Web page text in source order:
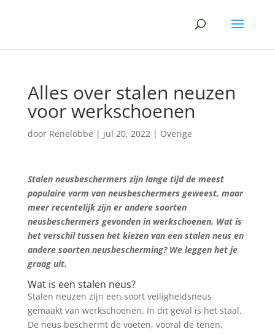
Alles over stalen neuzen
voor werkschoenen
door Renelobbe | jul 20, 2022| Overige
Stalen neusbeschermers zijn lange tijd de meest
populaire vorm van neusbeschermers geweest, maar
meer recentelijk zijn er andere soorten
neusbeschermers gevonden in werkschoenen. Wat is
het verschil tussen het kiezen van een stalen neus en
andere soorten neusbescherming? We leggen het je
graag uit.
Wat is een stalen neus?
Stalen neuzen zijn een soort veiligheidsneus
gemaakt van werkschoenen. In dit geval is het staal.
De neus beschermt de voeten, vooral de tenen,